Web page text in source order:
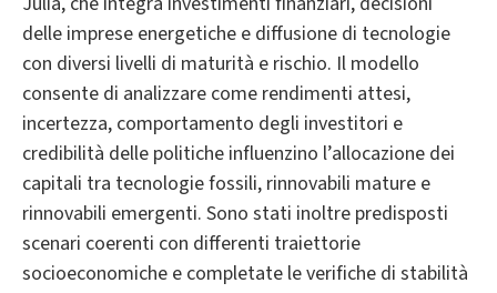
delle imprese energetiche e diffusione di tecnologie
con diversi livelli di maturità e rischio. Il modello
consente di analizzare come rendimenti attesi,
incertezza, comportamento degli investitori e
credibilità delle politiche influenzino l’allocazione dei
capitali tra tecnologie fossili, rinnovabili mature e
rinnovabili emergenti. Sono stati inoltre predisposti
scenari coerenti con differenti traiettorie
socioeconomiche e completate le verifiche di stabilità